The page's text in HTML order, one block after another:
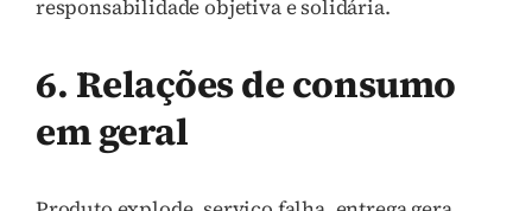
responsabilidade objetiva e solidária.
6. Relações de consumo
em geral